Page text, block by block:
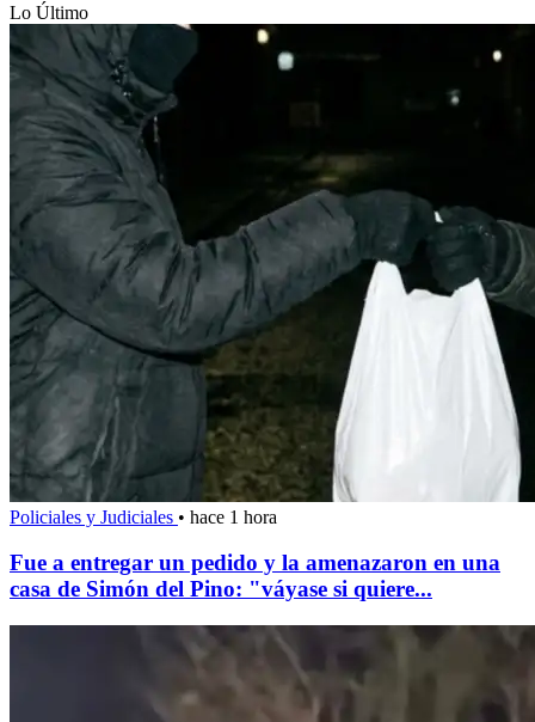
Lo Último
Policiales y Judiciales • hace 1 hora
Fue a entregar un pedido y la amenazaron en una
casa de Simón del Pino: "váyase si quiere...